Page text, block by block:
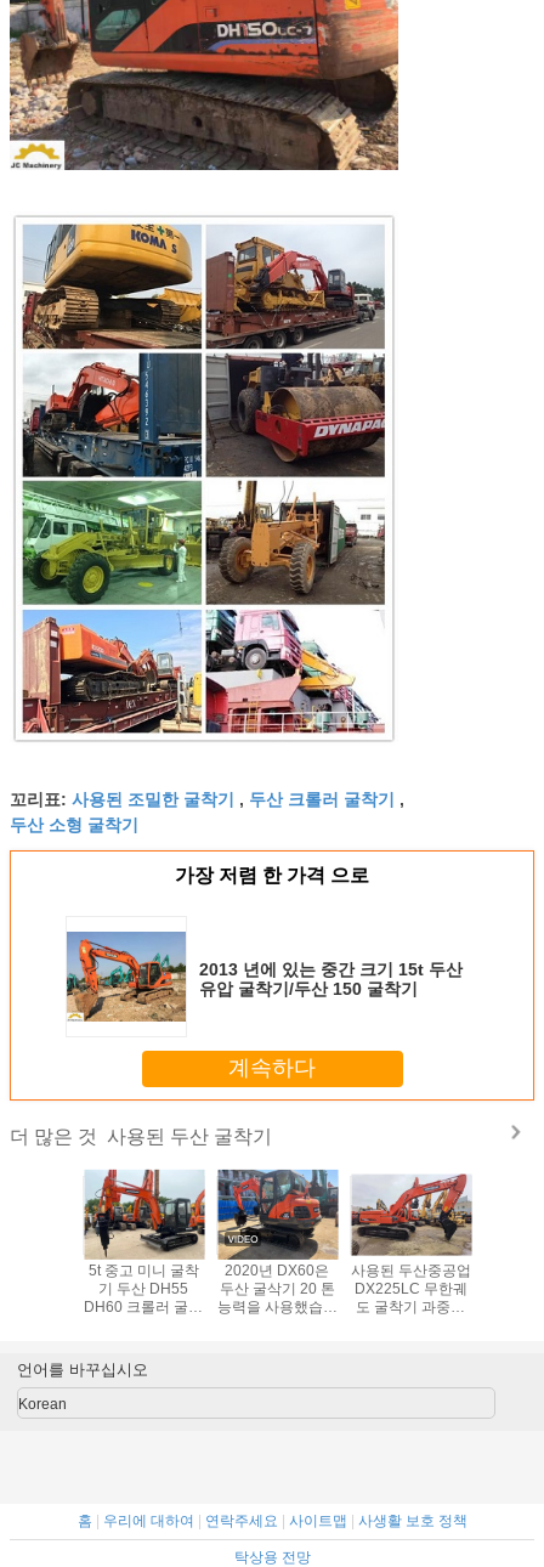
꼬리표: 사용된 조밀한 굴착기 , 두산 크롤러 굴착기 ,
두산 소형 굴착기
가장 저렴 한 가격 으로
2013 년에 있는 중간 크기 15t 두산
유압 굴착기/두산 150 굴착기
계속하다
더 많은 것 사용된 두산 굴착기
5t 중고 미니 굴착
기 두산 DH55
DH60 크롤러 굴삭
2020년 DX60은
두산 굴삭기 20 톤
능력을 사용했습니
사용된 두산중공업
DX225LC 무한궤
도 굴착기 과중한
언어를 바꾸십시오
Korean
홈 | 우리에 대하여 | 연락주세요 | 사이트맵 | 사생활 보호 정책
탁상용 전망